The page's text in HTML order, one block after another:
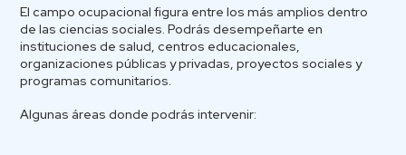
El campo ocupacional figura entre los más amplios dentro
de las ciencias sociales. Podrás desempeñarte en
instituciones de salud, centros educacionales,
organizaciones públicas y privadas, proyectos sociales y
programas comunitarios.
Algunas áreas donde podrás intervenir: